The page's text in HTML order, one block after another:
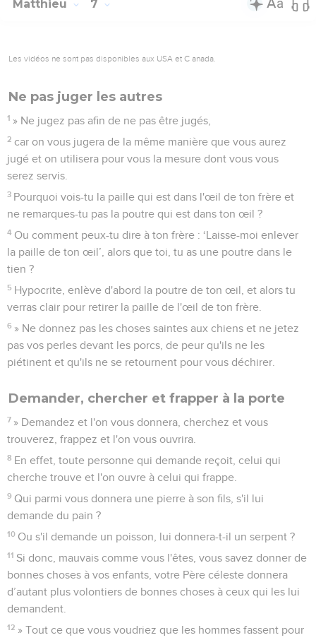
Matthieu 7
Les vidéos ne sont pas disponibles aux USA et C anada.
Ne pas juger les autres
1 » Ne jugez pas afin de ne pas être jugés,
2 car on vous jugera de la même manière que vous aurez
jugé et on utilisera pour vous la mesure dont vous vous
serez servis.
3 Pourquoi vois-tu la paille qui est dans l'œil de ton frère et
ne remarques-tu pas la poutre qui est dans ton œil ?
4 Ou comment peux-tu dire à ton frère : ‘Laisse-moi enlever
la paille de ton œil’, alors que toi, tu as une poutre dans le
tien ?
5 Hypocrite, enlève d'abord la poutre de ton œil, et alors tu
verras clair pour retirer la paille de l'œil de ton frère.
6 » Ne donnez pas les choses saintes aux chiens et ne jetez
pas vos perles devant les porcs, de peur qu'ils ne les
piétinent et qu'ils ne se retournent pour vous déchirer.
Demander, chercher et frapper à la porte
7 » Demandez et l'on vous donnera, cherchez et vous
trouverez, frappez et l'on vous ouvrira.
8 En effet, toute personne qui demande reçoit, celui qui
cherche trouve et l'on ouvre à celui qui frappe.
9 Qui parmi vous donnera une pierre à son fils, s'il lui
demande du pain ?
10 Ou s'il demande un poisson, lui donnera-t-il un serpent ?
11 Si donc, mauvais comme vous l'êtes, vous savez donner de
bonnes choses à vos enfants, votre Père céleste donnera
d’autant plus volontiers de bonnes choses à ceux qui les lui
demandent.
12 » Tout ce que vous voudriez que les hommes fassent pour